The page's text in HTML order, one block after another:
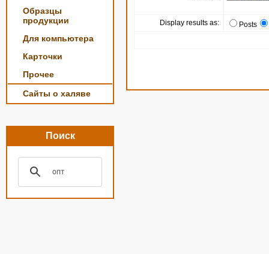
Образцы
продукции
Для компьютера
Карточки
Прочее
Сайты о халяве
Поиск
Display results as: Posts